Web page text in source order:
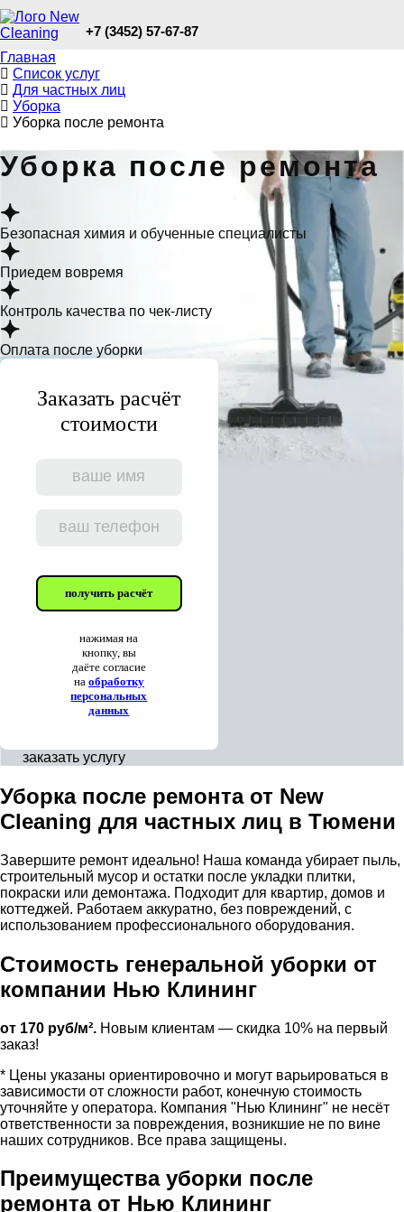
+7 (3452) 57-67-87
Главная
Список услуг
Для частных лиц
Уборка
Уборка после ремонта
Уборка после ремонта
Безопасная химия и обученные специалисты
Приедем вовремя
Контроль качества по чек-листу
Оплата после уборки
Заказать расчёт
стоимости
получить расчёт
нажимая на
кнопку, вы
даёте согласие
на обработку
персональных
данных
заказать услугу
Уборка после ремонта от New
Cleaning для частных лиц в Тюмени
Завершите ремонт идеально! Наша команда убирает пыль,
строительный мусор и остатки после укладки плитки,
покраски или демонтажа. Подходит для квартир, домов и
коттеджей. Работаем аккуратно, без повреждений, с
использованием профессионального оборудования.
Стоимость генеральной уборки от
компании Нью Клининг
от 170 руб/м². Новым клиентам — скидка 10% на первый
заказ!
* Цены указаны ориентировочно и могут варьироваться в
зависимости от сложности работ, конечную стоимость
уточняйте у оператора. Компания "Нью Клининг" не несёт
ответственности за повреждения, возникшие не по вине
наших сотрудников. Все права защищены.
Преимущества уборки после
ремонта от Нью Клининг